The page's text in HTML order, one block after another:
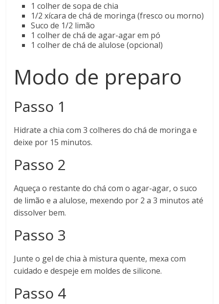
1 colher de sopa de chia
1/2 xícara de chá de moringa (fresco ou morno)
Suco de 1/2 limão
1 colher de chá de agar-agar em pó
1 colher de chá de alulose (opcional)
Modo de preparo
Passo 1
Hidrate a chia com 3 colheres do chá de moringa e
deixe por 15 minutos.
Passo 2
Aqueça o restante do chá com o agar-agar, o suco
de limão e a alulose, mexendo por 2 a 3 minutos até
dissolver bem.
Passo 3
Junte o gel de chia à mistura quente, mexa com
cuidado e despeje em moldes de silicone.
Passo 4